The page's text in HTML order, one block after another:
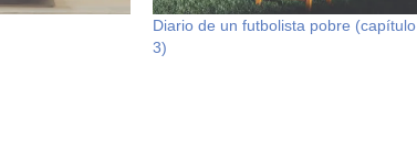
Diario de un futbolista pobre (capítulo
3)